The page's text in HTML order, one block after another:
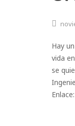
Hay
vida
se
Enlace: